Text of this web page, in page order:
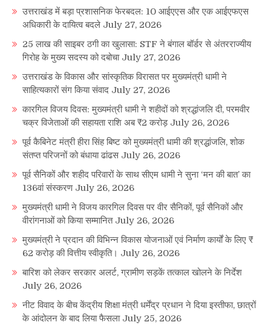
उत्तराखंड में बड़ा प्रशासनिक फेरबदल: 10 आईएएस और एक आईएफएस
अधिकारी के दायित्व बदले July 27, 2026
25 लाख की साइबर ठगी का खुलासा: STF ने बंगाल बॉर्डर से अंतरराज्यीय
गिरोह के मुख्य सदस्य को दबोचा July 27, 2026
उत्तराखंड के विकास और सांस्कृतिक विरासत पर मुख्यमंत्री धामी ने
साहित्यकारों संग किया संवाद July 27, 2026
कारगिल विजय दिवस: मुख्यमंत्री धामी ने शहीदों को श्रद्धांजलि दी, परमवीर
चक्र विजेताओं की सहायता राशि अब ₹2 करोड़ July 26, 2026
पूर्व कैबिनेट मंत्री हीरा सिंह बिष्ट को मुख्यमंत्री धामी की श्रद्धांजलि, शोक
संतप्त परिजनों को बंधाया ढांढस July 26, 2026
पूर्व सैनिकों और शहीद परिवारों के साथ सीएम धामी ने सुना ‘मन की बात’ का
136वां संस्करण July 26, 2026
मुख्यमंत्री धामी ने विजय कारगिल दिवस पर वीर सैनिकों, पूर्व सैनिकों और
वीरांगनाओं को किया सम्मानित July 26, 2026
मुख्यमंत्री ने प्रदान की विभिन्न विकास योजनाओं एवं निर्माण कार्यों के लिए ₹
62 करोड़ की वित्तीय स्वीकृति। July 26, 2026
बारिश को लेकर सरकार अलर्ट, ग्रामीण सड़कें तत्काल खोलने के निर्देश
July 26, 2026
नीट विवाद के बीच केंद्रीय शिक्षा मंत्री धर्मेंद्र प्रधान ने दिया इस्तीफा, छात्रों
के आंदोलन के बाद लिया फैसला July 25, 2026